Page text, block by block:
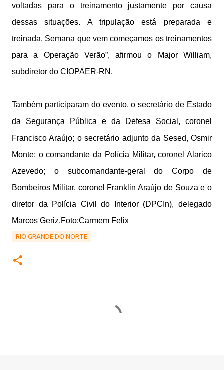
voltadas para o treinamento justamente por causa
dessas situações. A tripulação está preparada e
treinada. Semana que vem começamos os treinamentos
para a Operação Verão”, afirmou o Major William,
subdiretor do CIOPAER-RN.
Também participaram do evento, o secretário de Estado
da Segurança Pública e da Defesa Social, coronel
Francisco Araújo; o secretário adjunto da Sesed, Osmir
Monte; o comandante da Polícia Militar, coronel Alarico
Azevedo; o subcomandante-geral do Corpo de
Bombeiros Militar, coronel Franklin Araújo de Souza e o
diretor da Polícia Civil do Interior (DPCIn), delegado
Marcos Geriz.Foto:Carmem Felix
RIO GRANDE DO NORTE